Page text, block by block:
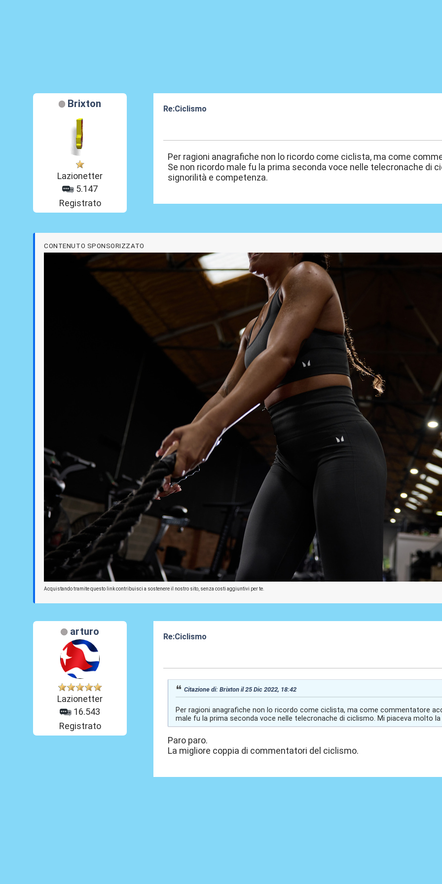
Brixton
Lazionetter
5.147
Registrato
Re:Ciclismo
Per ragioni anagrafiche non lo ricordo come ciclista, ma come
Se non ricordo male fu la prima seconda voce nelle telecronache di
signorilità e competenza.
CONTENUTO SPONSORIZZATO
Acquistando tramite questo link contribuisci a sostenere il nostro sito, senza costi aggiuntivi per te.
arturo
Lazionetter
16.543
Registrato
Re:Ciclismo
Citazione di: Brixton il 25 Dic 2022, 18:42
Per ragioni anagrafiche non lo ricordo come ciclista, ma come commentatore
male fu la prima seconda voce nelle telecronache di ciclismo. Mi piaceva molto
Paro paro.
La migliore coppia di commentatori del ciclismo.